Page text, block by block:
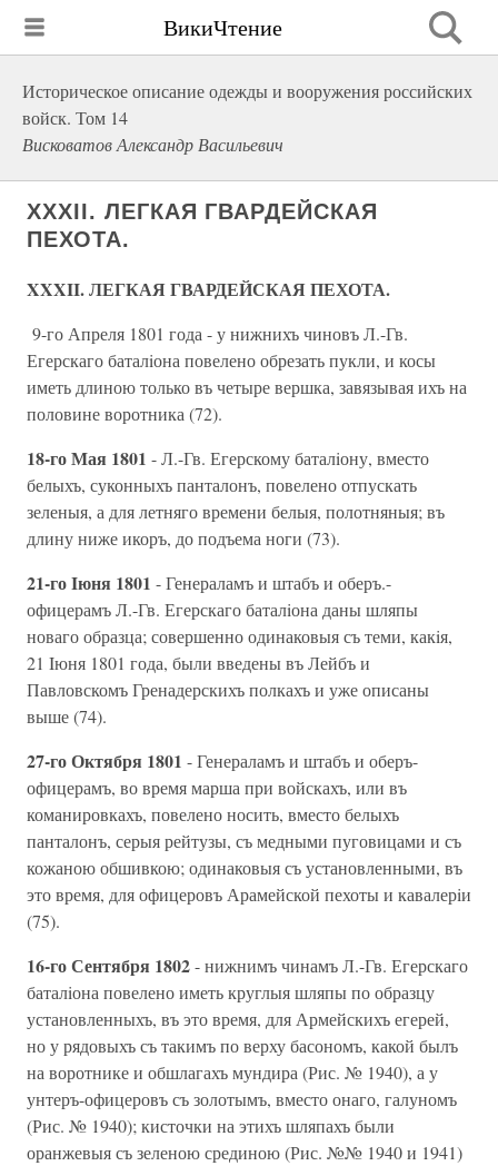
ВикиЧтение
Историческое описание одежды и вооружения российских
войск. Том 14
Висковатов Александр Васильевич
XXXII. ЛЕГКАЯ ГВАРДЕЙСКАЯ
ПЕХОТА.
XXXII. ЛЕГКАЯ ГВАРДЕЙСКАЯ ПЕХОТА.
9-го Апреля 1801 года - у нижнихъ чиновъ Л.-Гв.
Егерскаго баталiона повелено обрезать пукли, и косы
иметь длиною только въ четыре вершка, завязывая ихъ на
половине воротника (72).
18-го Мая 1801 - Л.-Гв. Егерскому баталiону, вместо
белыхъ, суконныхъ панталонъ, повелено отпускать
зеленыя, а для летняго времени белыя, полотняныя; въ
длину ниже икоръ, до подъема ноги (73).
21-го Iюня 1801 - Генераламъ и штабъ и оберъ.-
офицерамъ Л.-Гв. Егерскаго баталiона даны шляпы
новаго образца; совершенно одинаковыя съ теми, какiя,
21 Iюня 1801 года, были введены въ Лейбъ и
Павловскомъ Гренадерскихъ полкахъ и уже описаны
выше (74).
27-го Октября 1801 - Генераламъ и штабъ и оберъ-
офицерамъ, во время марша при войскахъ, или въ
команировкахъ, повелено носить, вместо белыхъ
панталонъ, серыя рейтузы, съ медными пуговицами и съ
кожаною обшивкою; одинаковыя съ установленными, въ
это время, для офицеровъ Арамейской пехоты и кавалерiи
(75).
16-го Сентября 1802- нижнимъ чинамъ Л.-Гв. Егерскаго
баталiона повелено иметь круглыя шляпы по образцу
установленныхъ, въ это время, для Армейскихъ егерей,
но у рядовыхъ съ такимъ по верху басономъ, какой былъ
на воротнике и обшлагахъ мундира (Рис. № 1940), а у
унтеръ-офицеровъ съ золотымъ, вместо онаго, галуномъ
(Рис. № 1940); кисточки на этихъ шляпахъ были
оранжевыя съ зеленою срединою (Рис. №№ 1940 и 1941)